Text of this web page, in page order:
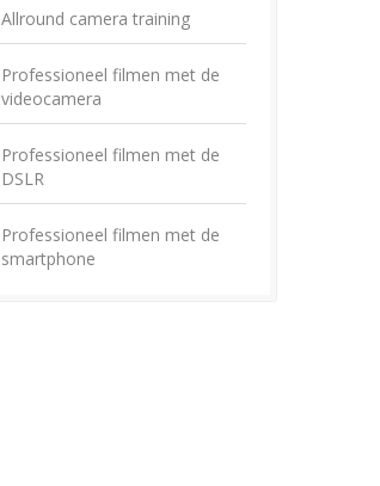
Allround camera training
Professioneel filmen met de
videocamera
Professioneel filmen met de
DSLR
Professioneel filmen met de
smartphone